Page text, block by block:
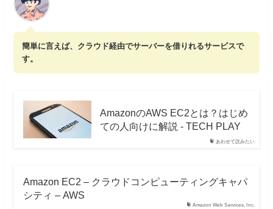
簡単に言えば、クラウド経由でサーバーを借りれるサービスで
す。
あわせて読みたい
AmazonのAWS EC2とは？はじめ
ての人向けに解説 - TECH PLAY
Amazon Web Services, Inc.
Amazon EC2 – クラウドコンピューティングキャパ
シティ – AWS